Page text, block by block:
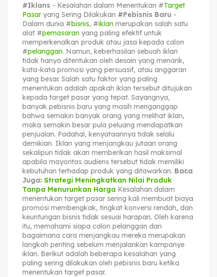
#Iklans - Kesalahan dalam Menentukan #Target
Pasar yang Sering Dilakukan #Pebisnis Baru -
Dalam dunia #bisnis, #iklan merupakan salah satu
alat #pemasaran yang paling efektif untuk
memperkenalkan produk atau jasa kepada calon
#pelanggan. Namun, keberhasilan sebuah iklan
tidak hanya ditentukan oleh desain yang menarik,
kata-kata promosi yang persuasif, atau anggaran
yang besar. Salah satu faktor yang paling
menentukan adalah apakah iklan tersebut ditujukan
kepada target pasar yang tepat. Sayangnya,
banyak pebisnis baru yang masih menganggap
bahwa semakin banyak orang yang melihat iklan,
maka semakin besar pula peluang mendapatkan
penjualan. Padahal, kenyataannya tidak selalu
demikian. Iklan yang menjangkau jutaan orang
sekalipun tidak akan memberikan hasil maksimal
apabila mayoritas audiens tersebut tidak memiliki
kebutuhan terhadap produk yang ditawarkan. Baca
Juga: Strategi Meningkatkan Nilai Produk
Tanpa Menurunkan Harga Kesalahan dalam
menentukan target pasar sering kali membuat biaya
promosi membengkak, tingkat konversi rendah, dan
keuntungan bisnis tidak sesuai harapan. Oleh karena
itu, memahami siapa calon pelanggan dan
bagaimana cara menjangkau mereka merupakan
langkah penting sebelum menjalankan kampanye
iklan. Berikut adalah beberapa kesalahan yang
paling sering dilakukan oleh pebisnis baru ketika
menentukan target pasar.